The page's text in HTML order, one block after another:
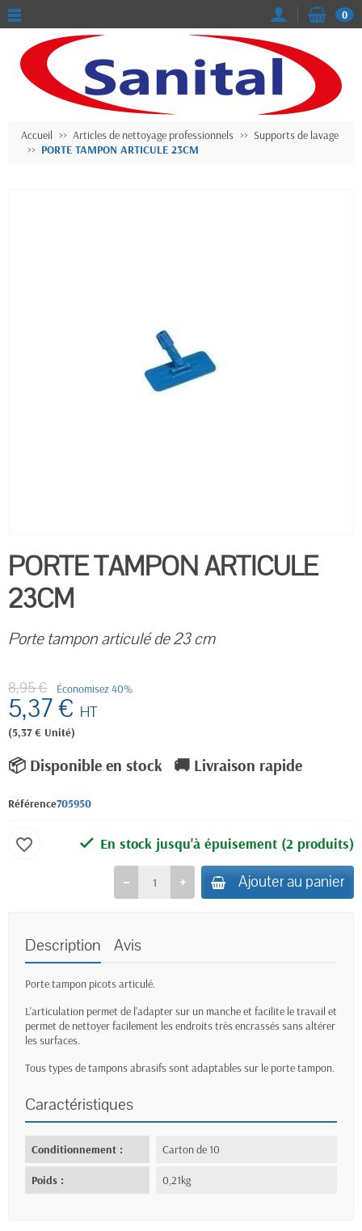
0
Accueil Articles de nettoyage professionnels
Supports de lavage
PORTE TAMPON ARTICULE 23CM
PORTE TAMPON ARTICULE
23CM
Porte tampon articulé de 23 cm
8,95 € Économisez 40%
5,37 € HT
(5,37 € Unité)
📦 Disponible en stock 🚚 Livraison rapide
Référence705950
En stock jusqu'à épuisement (2 produits)
Ajouter au panier
favorite_border
Description Avis
Porte tampon picots articulé.
L'articulation permet de l'adapter sur un manche et facilite le travail et
permet de nettoyer facilement les endroits très encrassés sans altérer
les surfaces.
Tous types de tampons abrasifs sont adaptables sur le porte tampon.
Caractéristiques
Conditionnement : Carton de 10
Poids : 0,21kg